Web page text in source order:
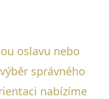
oslavu nebo
správného
nabízíme